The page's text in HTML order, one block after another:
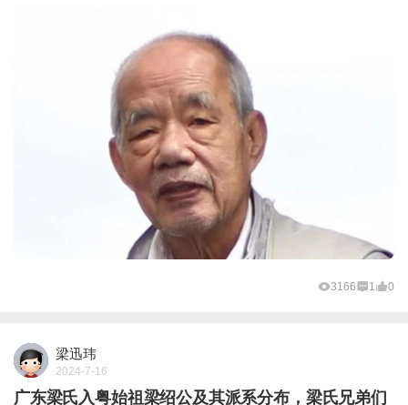
3166 1 0
梁迅玮
2024-7-16
广东梁氏入粤始祖梁绍公及其派系分布，梁氏兄弟们